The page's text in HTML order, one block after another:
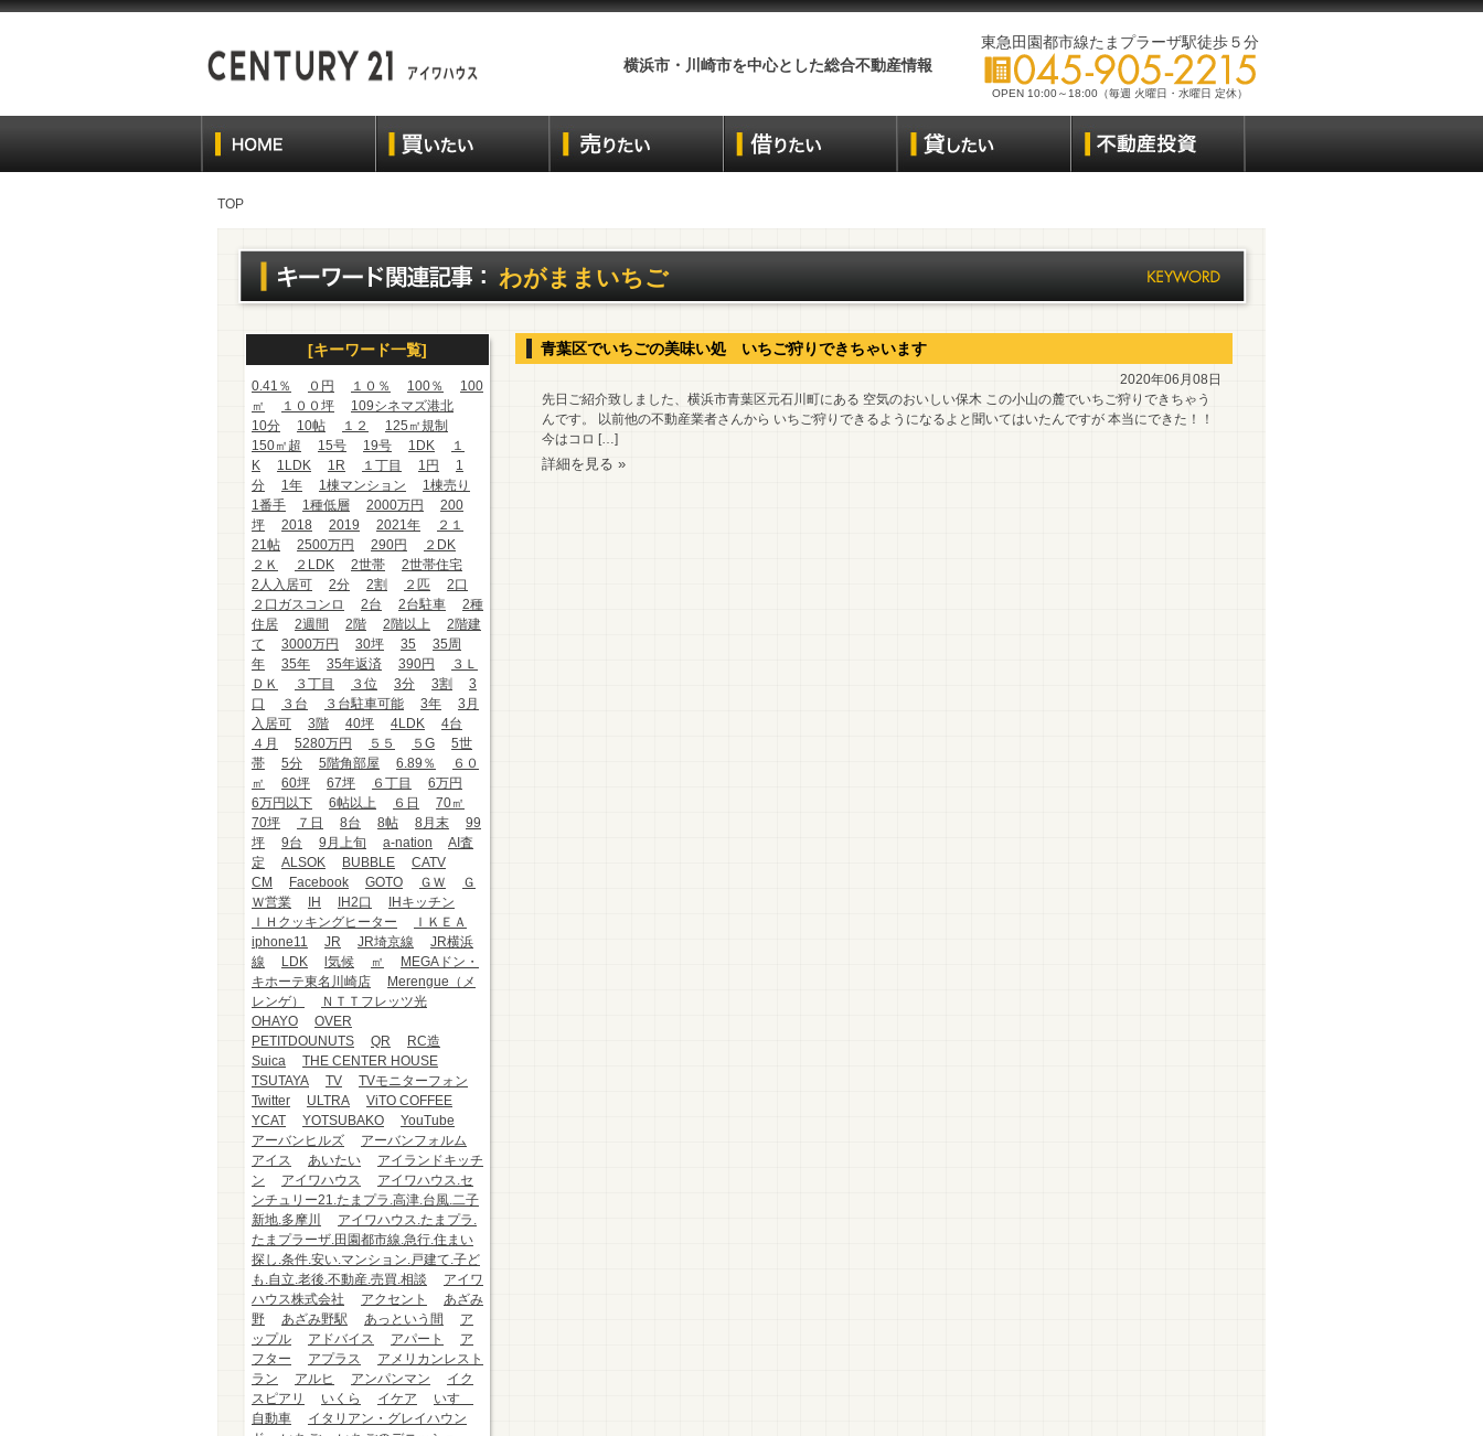
横浜市・川崎市を中心とした総合不動産情報
東急田園都市線たまプラーザ駅徒歩５分
OPEN 10:00～18:00（毎週 火曜日・水曜日 定休）
TOP
わがままいちご
[キーワード一覧]
0.41％ ０円 １０％ 100％
100
㎡
１００坪
109シネマズ港北
10分
10帖 １２
125㎡規制
150㎡超
15号 19号 1DK
１
K
1LDK 1R １丁目 1円
1
分
1年 1棟マンション
1棟売り
1番手
1種低層 2000万円
200
坪
2018 2019 2021年
２１
21帖
2500万円 290円
２DK
２Ｋ
２LDK 2世帯
2世帯住宅
2人入居可
2分 2割 ２匹
2口
２口ガスコンロ
2台 2台駐車
2種
住居
2週間 2階 2階以上
2階建
て
3000万円 30坪 35
35周
年
35年 35年返済 390円
３Ｌ
ＤＫ
３丁目 ３位 3分 3割
3
口
３台 ３台駐車可能 3年
3月
入居可
3階 40坪 4LDK
4台
４月
5280万円 ５５ ５G
5世
帯
5分 5階角部屋 6.89％
６０
㎡
60坪 67坪 ６丁目
6万円
6万円以下
6帖以上 ６日
70㎡
70坪
７日 8台 8帖 8月末
99
坪
9台 9月上旬 a-nation
AI査
定
ALSOK BUBBLE
CATV
CM
Facebook GOTO ＧＷ
Ｇ
Ｗ営業
IH IH2口
IHキッチン
ＩＨクッキングヒーター
ＩＫＥＡ
iphone11
JR JR埼京線
JR横浜
線
LDK l気候 ㎡
MEGAドン・
キホーテ東名川崎店
Merengue（メ
レンゲ）
ＮＴＴフレッツ光
OHAYO
OVER
PETITDOUNUTS
QR
RC造
Suica
THE CENTER HOUSE
TSUTAYA
TV
TVモニターフォン
Twitter
ULTRA
ViTO COFFEE
YCAT
YOTSUBAKO
YouTube
アーバンヒルズ
アーバンフォルム
アイス
あいたい
アイランドキッチ
ン
アイワハウス
アイワハウス.セ
ンチュリー21.たまプラ.高津.台風.二子
新地.多摩川
アイワハウス.たまプラ.
たまプラーザ.田園都市線.急行.住まい
探し.条件.安い.マンション.戸建て.子ど
も.自立.老後.不動産.売買.相談
アイワ
ハウス株式会社
アクセント
あざみ
野
あざみ野駅 あっという間
ア
ップル
アドバイス アパート
ア
フター
アプラス
アメリカンレスト
ラン
アルヒ アンパンマン
イク
スピアリ
いくら イケア
いすゞ
自動車
イタリアン・グレイハウン
青葉区でいちごの美味い処 いちご狩りできちゃいます
2020年06月08日
先日ご紹介致しました、横浜市青葉区元石川町にある 空気のおいしい保木 この小山の麓でいちご狩りできちゃう
んです。 以前他の不動産業者さんから いちご狩りできるようになるよと聞いてはいたんですが 本当にできた！！
今はコロ […]
詳細を見る »